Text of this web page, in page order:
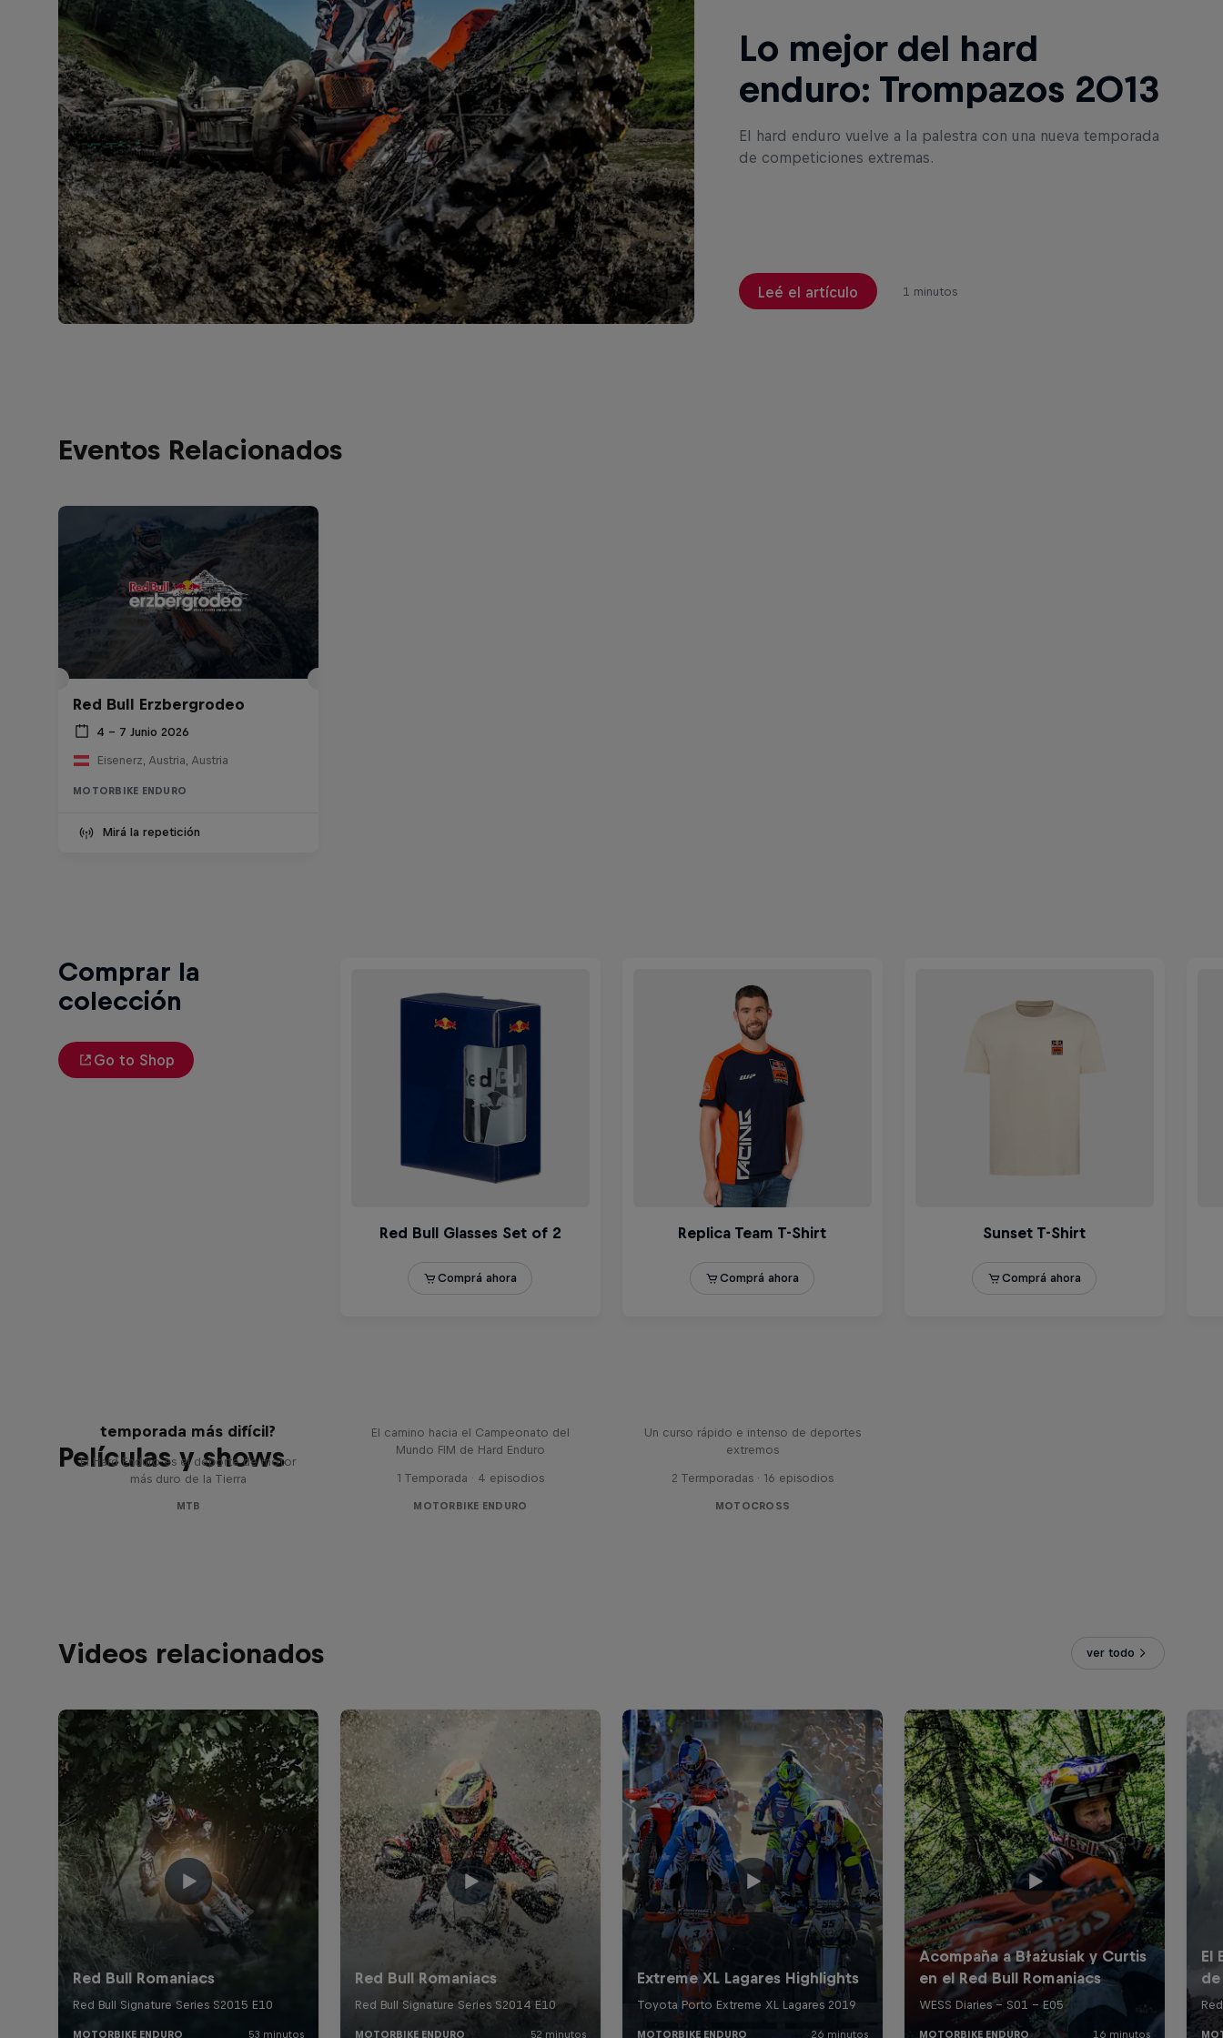
Lo mejor del hard
enduro: Trompazos 2013
El hard enduro vuelve a la palestra con una nueva temporada
de competiciones extremas.
Leé el artículo 1 minutos
Eventos Relacionados
Red Bull Erzbergrodeo
4 – 7 Junio 2026
Eisenerz, Austria, Austria
MOTORBIKE ENDURO
Mirá la repetición
Comprar la
colección
Go to Shop
Películas y shows
temporada más difícil?
El Hard Enduro es el deporte de motor
más duro de la Tierra
MTB
El camino hacia el Campeonato del
Mundo FIM de Hard Enduro
1 Temporada · 4 episodios
MOTORBIKE ENDURO
Un curso rápido e intenso de deportes
extremos
2 Termporadas · 16 episodios
MOTOCROSS
Videos relacionados ver todo